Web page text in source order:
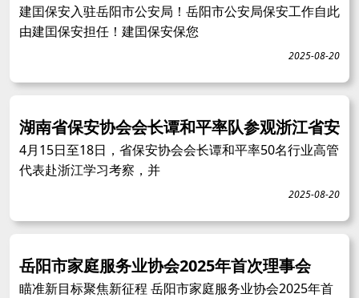
建囯保安入驻岳阳市公安局！岳阳市公安局保安工作自此
由建囯保安担任！建囯保安保您
2025-08-20
湖南省保安协会会长谭和平率队参观浙江省安
4月15日至18日，省保安协会会长谭和平率50名行业高管
代表赴浙江学习考察，并
2025-08-20
岳阳市家庭服务业协会2025年首次理事会
瞄准新目标聚焦新征程 岳阳市家庭服务业协会2025年首